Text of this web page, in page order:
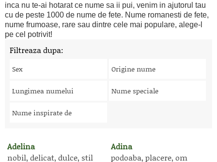
inca nu te-ai hotarat ce nume sa ii pui, venim in ajutorul tau
cu de peste 1000 de nume de fete. Nume romanesti de fete,
nume frumoase, rare sau dintre cele mai populare, alege-l
pe cel potrivit!
Filtreaza dupa:
Sex Origine nume
Lungimea numelui Nume speciale
Nume inspirate de
Adelina
nobil, delicat, dulce, stil
Adina
podoaba, placere, om